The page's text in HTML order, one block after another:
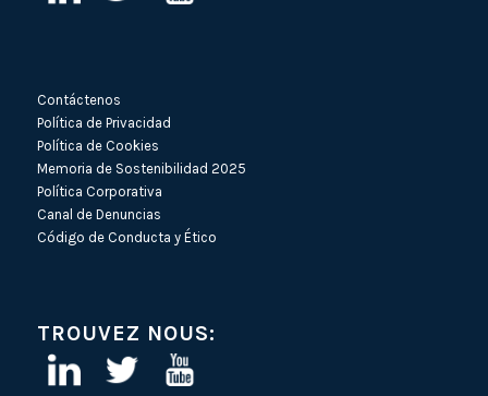
Contáctenos
Política de Privacidad
Política de Cookies
Memoria de Sostenibilidad 2025
Política Corporativa
Canal de Denuncias
Código de Conducta y Ético
TROUVEZ NOUS: